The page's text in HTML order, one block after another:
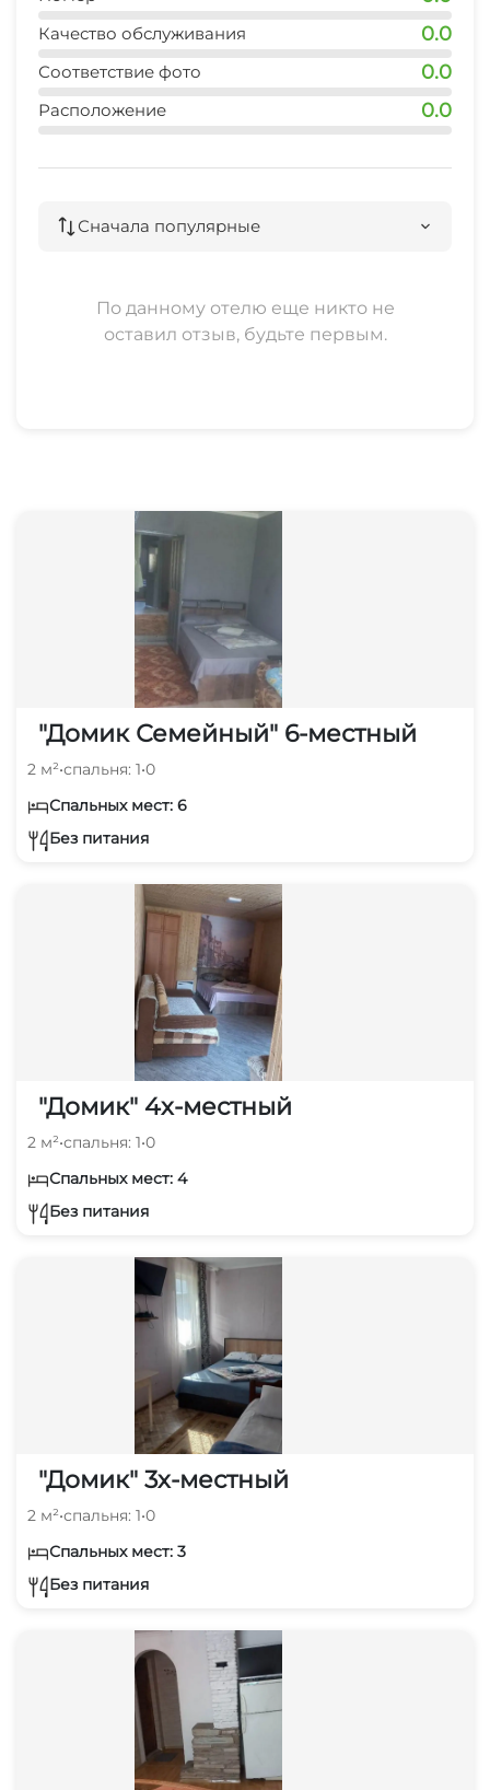
Качество обслуживания 0.0
Соответствие фото 0.0
Расположение 0.0
Сначала популярные
По данному отелю еще никто не
оставил отзыв, будьте первым.
"Домик Семейный" 6-местный
2 м²•спальня: 1•0
Спальных мест: 6
Без питания
"Домик" 4х-местный
2 м²•спальня: 1•0
Спальных мест: 4
Без питания
"Домик" 3х-местный
2 м²•спальня: 1•0
Спальных мест: 3
Без питания